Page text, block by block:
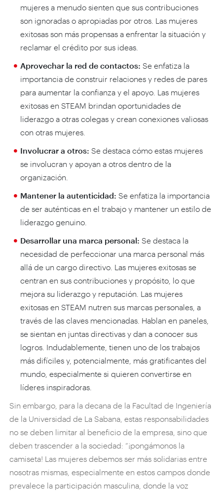
mujeres a menudo sienten que sus contribuciones
son ignoradas o apropiadas por otros. Las mujeres
exitosas son más propensas a enfrentar la situación y
reclamar el crédito por sus ideas.
Aprovechar la red de contactos: Se enfatiza la
importancia de construir relaciones y redes de pares
para aumentar la confianza y el apoyo. Las mujeres
exitosas en STEAM brindan oportunidades de
liderazgo a otras colegas y crean conexiones valiosas
con otras mujeres.
Involucrar a otros: Se destaca cómo estas mujeres
se involucran y apoyan a otros dentro de la
organización.
Mantener la autenticidad: Se enfatiza la importancia
de ser auténticas en el trabajo y mantener un estilo de
liderazgo genuino.
Desarrollar una marca personal: Se destaca la
necesidad de perfeccionar una marca personal más
allá de un cargo directivo. Las mujeres exitosas se
centran en sus contribuciones y propósito, lo que
mejora su liderazgo y reputación. Las mujeres
exitosas en STEAM nutren sus marcas personales, a
través de las claves mencionadas. Hablan en paneles,
se sientan en juntas directivas y dan a conocer sus
logros. Indudablemente, tienen uno de los trabajos
más difíciles y, potencialmente, más gratificantes del
mundo, especialmente si quieren convertirse en
líderes inspiradoras.
Sin embargo, para la decana de la Facultad de Ingeniería
de la Universidad de La Sabana, estas responsabilidades
no se deben limitar al beneficio de la empresa, sino que
deben trascender a la sociedad: “¡pongámonos la
camiseta! Las mujeres debemos ser más solidarias entre
nosotras mismas, especialmente en estos campos donde
prevalece la participación masculina, donde la voz